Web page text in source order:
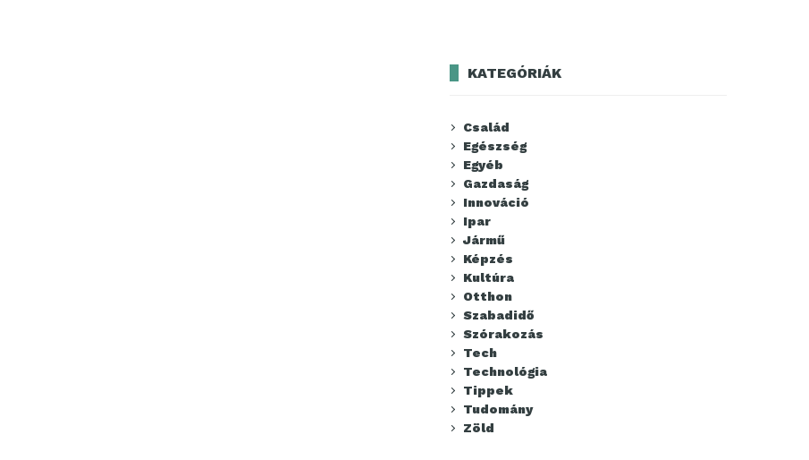
KATEGÓRIÁK
Család
Egészség
Egyéb
Gazdaság
Innováció
Ipar
Jármű
Képzés
Kultúra
Otthon
Szabadidő
Szórakozás
Tech
Technológia
Tippek
Tudomány
Zöld